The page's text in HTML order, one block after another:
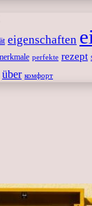
eigenschaften
perfekte rezept
über комфорт